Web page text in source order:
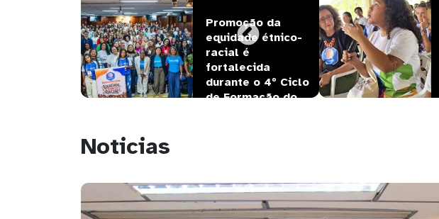
Promoção da
equidade étnico-
racial é
fortalecida
durante o 4º Ciclo
de Formação do
Noticias